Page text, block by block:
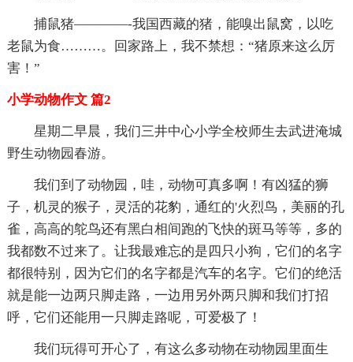
捕鼠猪————-我国西藏的猪，能嗅出鼠窝，以吃
老鼠为食………。回家路上，我不禁想：“猪原来这么厉
害！”
小学动物作文 篇2
星期二早晨，我们三井中心小学全校师生去武进淹城
野生动物园春游。
我们到了动物园，哇，动物可真多啊！有凶猛的狮
子，机灵的猴子，灵活的花豹，通红的'火烈鸟，美丽的孔
雀，高高的鸵鸟还有黑白相间跑的飞快的斑马等等，多的
我都数不过来了。让我最难忘的是四只小狗，它们的名字
都很特别，因为它们的名字都是汽车的名字。它们的绝活
就是能一边两只脚走路，一边用另外两只脚和我们打招
呼，它们还能用一只脚走路呢，可爱极了！
我们玩得可开心了，有这么多动物在动物园里面生